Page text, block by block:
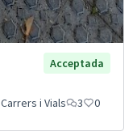
Acceptada
Carrers i Vials 3 0